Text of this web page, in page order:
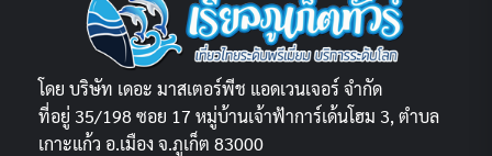
โดย บริษัท เดอะ มาสเตอร์พีช แอดเวนเจอร์ จำกัด
ที่อยู่ 35/198 ซอย 17 หมู่บ้านเจ้าฟ้าการ์เด้นโฮม 3, ตำบล
เกาะแก้ว อ.เมือง จ.ภูเก็ต 83000